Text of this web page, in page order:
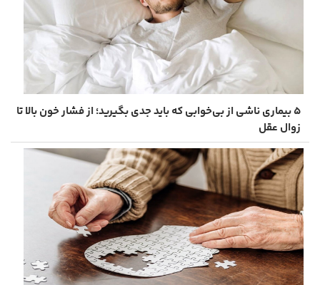
۵ بیماری ناشی از بی‌خوابی که باید جدی بگیرید؛ از فشار خون بالا تا
زوال عقل